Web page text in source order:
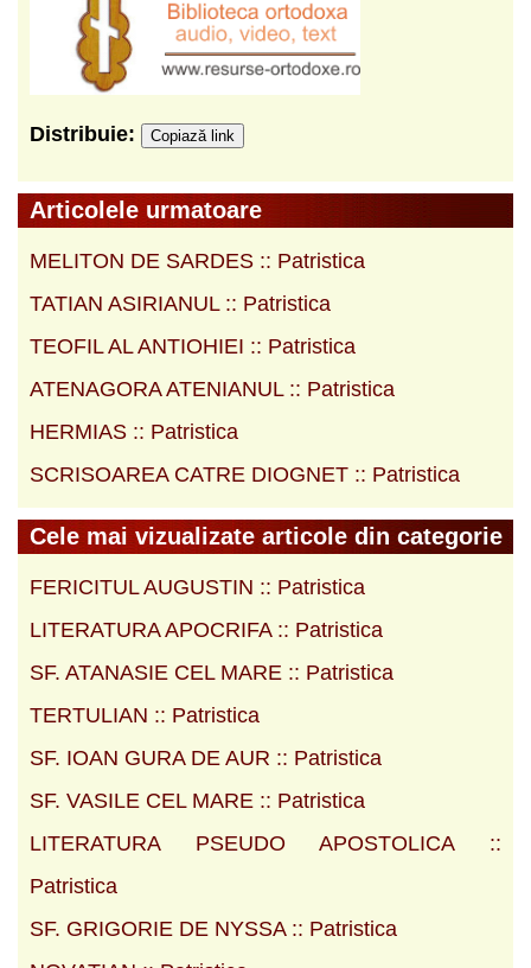
Distribuie: Copiază link
Articolele urmatoare
MELITON DE SARDES :: Patristica
TATIAN ASIRIANUL :: Patristica
TEOFIL AL ANTIOHIEI :: Patristica
ATENAGORA ATENIANUL :: Patristica
HERMIAS :: Patristica
SCRISOAREA CATRE DIOGNET :: Patristica
Cele mai vizualizate articole din categorie
FERICITUL AUGUSTIN :: Patristica
LITERATURA APOCRIFA :: Patristica
SF. ATANASIE CEL MARE :: Patristica
TERTULIAN :: Patristica
SF. IOAN GURA DE AUR :: Patristica
SF. VASILE CEL MARE :: Patristica
LITERATURA PSEUDO APOSTOLICA ::
Patristica
SF. GRIGORIE DE NYSSA :: Patristica